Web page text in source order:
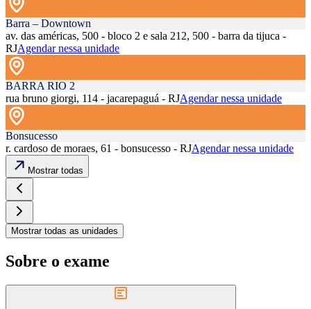
Barra – Downtown
av. das américas, 500 - bloco 2 e sala 212, 500 - barra da tijuca -
RJAgendar nessa unidade
BARRA RIO 2
rua bruno giorgi, 114 - jacarepaguá - RJAgendar nessa unidade
Bonsucesso
r. cardoso de moraes, 61 - bonsucesso - RJAgendar nessa unidade
Mostrar todas
Mostrar todas as unidades
Sobre o exame